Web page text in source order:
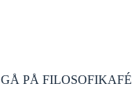
GÅ PÅ FILOSOFIKAFÉ